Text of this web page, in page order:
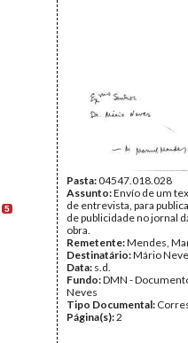
5
Pasta:04547.018.028
Assunto:Envío de um
de entrevista, para
de publicidade no jornal
obra.
Remetente:Mendes,
Destinatário:Mário
Data: s.d.
Fundo:DMN -
Neves
Tipo Documental:
Página(s):2